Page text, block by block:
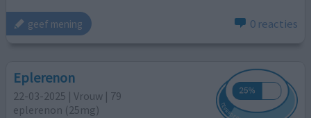
geef mening 0 reacties
Eplerenon
22-03-2025 | Vrouw | 79
eplerenon (25mg)